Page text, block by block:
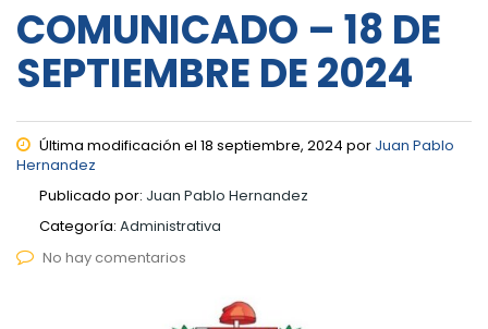
COMUNICADO – 18 DE
SEPTIEMBRE DE 2024
Última modificación el 18 septiembre, 2024 por Juan Pablo
Hernandez
Publicado por: Juan Pablo Hernandez
Categoría: Administrativa
No hay comentarios